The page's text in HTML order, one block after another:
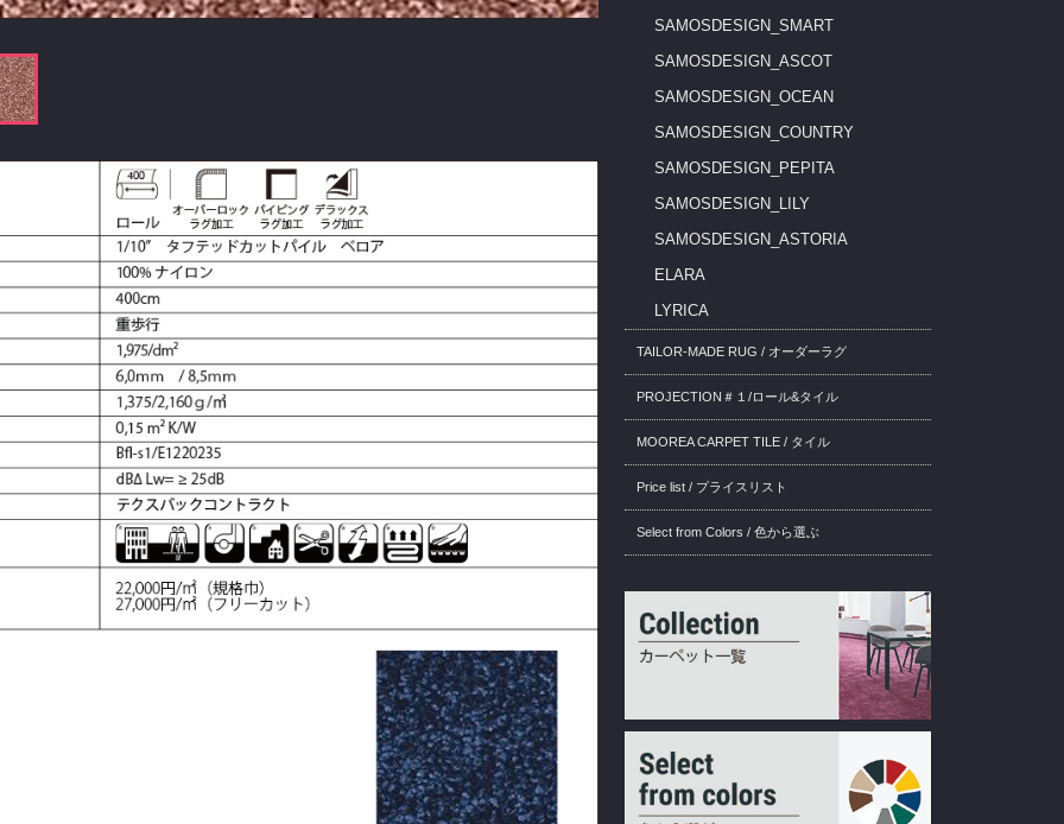
SAMOSDESIGN_SMART
SAMOSDESIGN_ASCOT
SAMOSDESIGN_OCEAN
SAMOSDESIGN_COUNTRY
SAMOSDESIGN_PEPITA
SAMOSDESIGN_LILY
SAMOSDESIGN_ASTORIA
ELARA
LYRICA
TAILOR-MADE RUG / オーダーラグ
PROJECTION＃１/ロール&タイル
MOOREA CARPET TILE / タイル
Price list / プライスリスト
Select from Colors / 色から選ぶ